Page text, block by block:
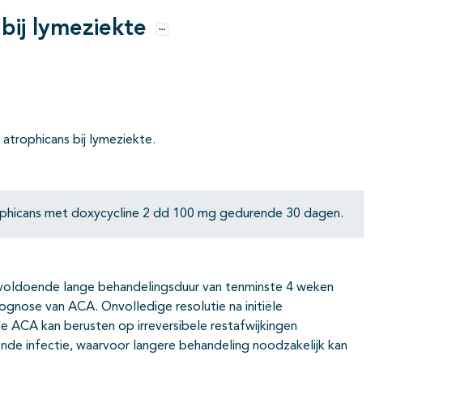
lymeziekte Opties
bij lymeziekte.
met doxycycline 2 dd 100 mg gedurende 30 dagen.
lange behandelingsduur van tenminste 4 weken
van ACA. Onvolledige resolutie na initiële
ACA kan berusten op irreversibele restafwijkingen
infectie, waarvoor langere behandeling noodzakelijk kan